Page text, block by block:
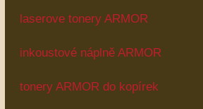
laserove tonery ARMOR
inkoustové náplně ARMOR
tonery ARMOR do kopírek